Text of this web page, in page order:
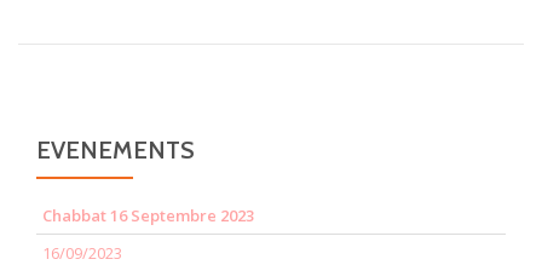
EVENEMENTS
Chabbat 16 Septembre 2023
16/09/2023